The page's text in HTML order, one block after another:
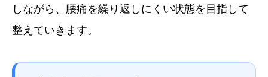
しながら、腰痛を繰り返しにくい状態を目指して
整えていきます。